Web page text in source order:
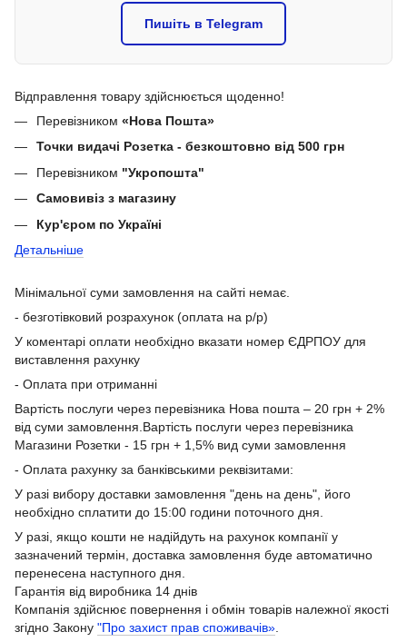
Пишіть в Telegram
Відправлення товару здійснюється щоденно!
Перевізником «Нова Пошта»
Точки видачі Розетка - безкоштовно від 500 грн
Перевізником "Укропошта"
Самовивіз з магазину
Кур'єром по Україні
Детальніше
Мінімальної суми замовлення на сайті немає.
- безготівковий розрахунок (оплата на р/р)
У коментарі оплати необхідно вказати номер ЄДРПОУ для
виставлення рахунку
- Оплата при отриманні
Вартість послуги через перевізника Нова пошта – 20 грн + 2%
від суми замовлення.Вартість послуги через перевізника
Магазини Розетки - 15 грн + 1,5% вид суми замовлення
- Оплата рахунку за банківськими реквізитами:
У разі вибору доставки замовлення "день на день", його
необхідно сплатити до 15:00 години поточного дня.
У разі, якщо кошти не надійдуть на рахунок компанії у
зазначений термін, доставка замовлення буде автоматично
перенесена наступного дня.
Гарантія від виробника 14 днів
Компанія здійснює повернення і обмін товарів належної якості
згідно Закону "Про захист прав споживачів»